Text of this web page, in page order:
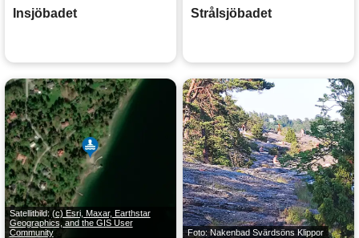
Insjöbadet Strålsjöbadet
Satellitbild:(c) Esri, Maxar, Earthstar
Geographics, and the GIS User
Community
Foto: Nakenbad Svärdsöns Klippor